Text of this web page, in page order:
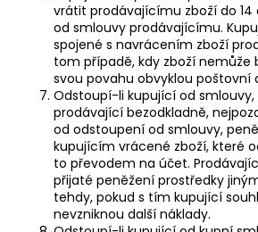
vrátit prodávajícímu zboží do
od smlouvy prodávajícímu.
spojené s navrácením zboží
tom případě, kdy zboží nemůže
svou povahu obvyklou poštovní
Odstoupí-li kupující od
prodávající bezodkladně,
od odstoupení od smlouvy,
kupujícím vrácené zboží, které
to převodem na účet.
přijaté peněžení prostředky
tehdy, pokud s tím kupující
nevzniknou další náklady.